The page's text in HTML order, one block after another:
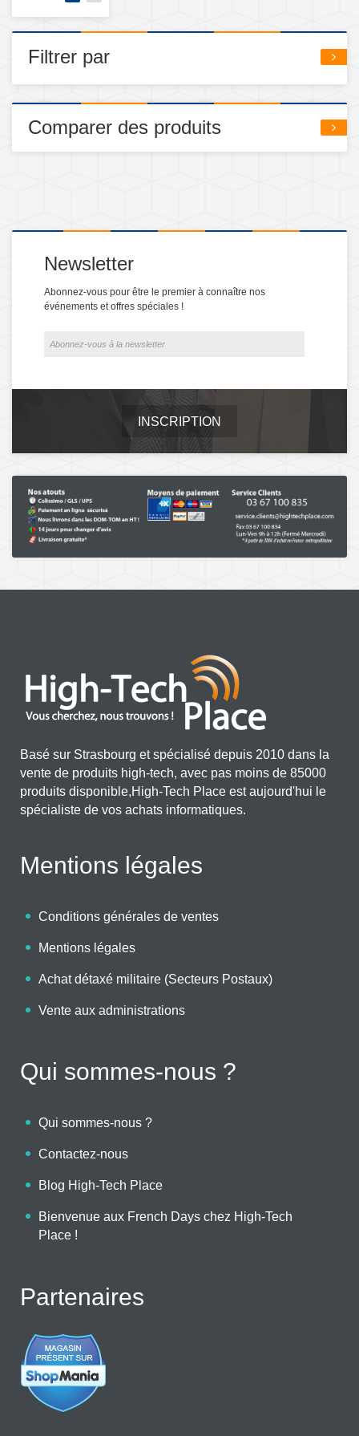
Filtrer par
Comparer des produits
Newsletter
Abonnez-vous pour être le premier à connaître nos
événements et offres spéciales !
INSCRIPTION
Basé sur Strasbourg et spécialisé depuis 2010 dans la
vente de produits high-tech, avec pas moins de 85000
produits disponible,High-Tech Place est aujourd'hui le
spécialiste de vos achats informatiques.
Mentions légales
Conditions générales de ventes
Mentions légales
Achat détaxé militaire (Secteurs Postaux)
Vente aux administrations
Qui sommes-nous ?
Qui sommes-nous ?
Contactez-nous
Blog High-Tech Place
Bienvenue aux French Days chez High-Tech
Place !
Partenaires